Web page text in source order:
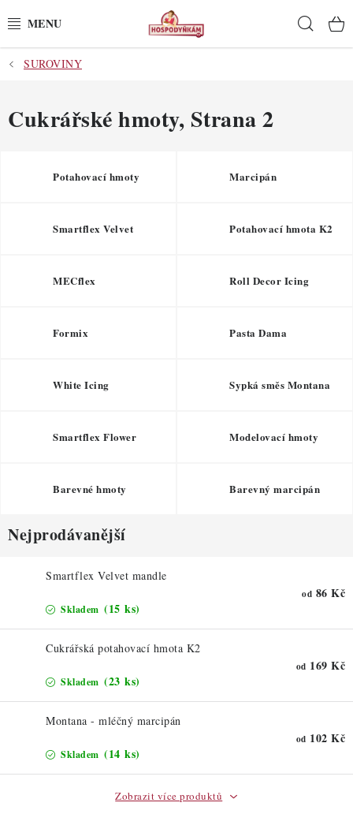
na
POTŘEBY
POMŮCKY
PRO OSLAVY
DÁRKOVÉ POUKAZY
TÉMATICKÉ PRODUKTY
Nepřevzetí zásilky na dobírku
Hodnocení obchodu
Blog
Moje objednávka
Podmínky ochrany osobních údajů
SUROVINY
Cukrářské hmoty, Strana 2
Potahovací hmoty Marcipán
Smartflex Velvet Potahovací hmota K2
MECflex Roll Decor Icing
Formix Pasta Dama
White Icing Sypká směs Montana
Smartflex Flower Modelovací hmoty
Barevné hmoty Barevný marcipán
Nejprodávanější
Smartflex Velvet mandle
Skladem (15 ks)
od 86 Kč
Cukrářská potahovací hmota K2
Skladem (23 ks)
od 169 Kč
Montana - mléčný marcipán
Skladem (14 ks)
od 102 Kč
Zobrazit více produktů